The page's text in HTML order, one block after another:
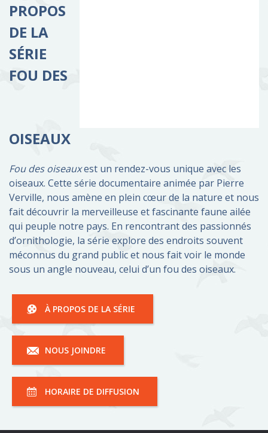
PROPOS
DE LA
SÉRIE
FOU DES
OISEAUX
Fou des oiseauxest un rendez-vous unique avec les
oiseaux. Cette série documentaire animée par Pierre
Verville, nous amène en plein cœur de la nature et nous
fait découvrir la merveilleuse et fascinante faune ailée
qui peuple notre pays. En rencontrant des passionnés
d’ornithologie, la série explore des endroits souvent
méconnus du grand public et nous fait voir le monde
sous un angle nouveau, celui d’un fou des oiseaux.
À PROPOS DE LA SÉRIE
NOUS JOINDRE
HORAIRE DE DIFFUSION